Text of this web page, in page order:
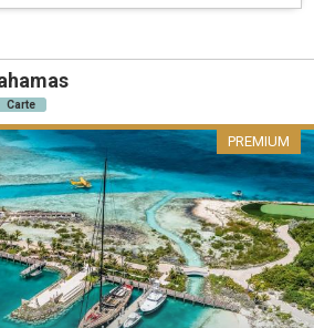
Carte
PREMIUM